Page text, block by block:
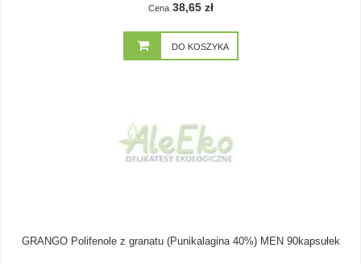
Cena 38,65 zł
DO KOSZYKA
GRANGO Polifenole z granatu (Punikalagina 40%) MEN 90kapsułek